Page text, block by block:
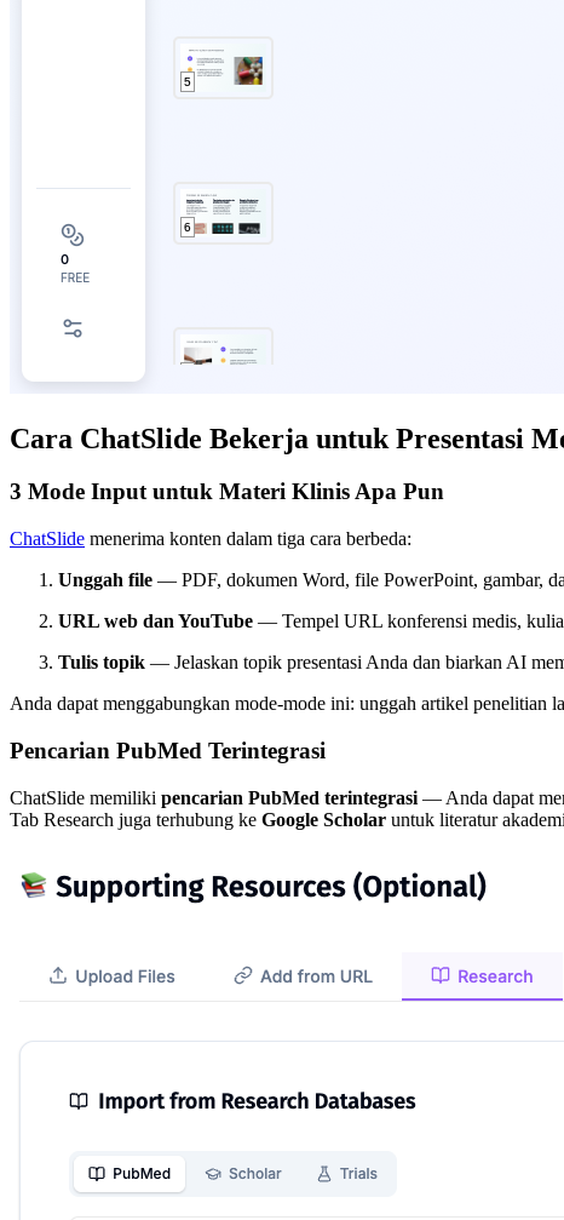
Cara ChatSlide Bekerja untuk Presentasi
3 Mode Input untuk Materi Klinis Apa Pun
ChatSlide menerima konten dalam tiga cara berbeda:
Unggah file — PDF, dokumen Word, file PowerPoint, gambar,
URL web dan YouTube — Tempel URL konferensi medis,
Tulis topik — Jelaskan topik presentasi Anda dan biarkan AI
Anda dapat menggabungkan mode-mode ini: unggah artikel penelitian
Pencarian PubMed Terintegrasi
ChatSlide memiliki pencarian PubMed terintegrasi — Anda dapat
Tab Research juga terhubung ke Google Scholar untuk literatur